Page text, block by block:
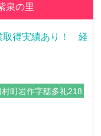
泉の里
取得実績あり！ 経
町岩作字穂多礼218